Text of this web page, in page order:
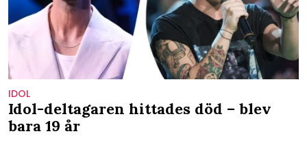
IDOL
Idol-deltagaren hittades död – blev
bara 19 år